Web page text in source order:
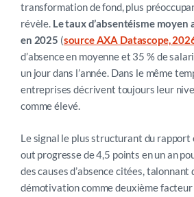
transformation de fond, plus
révèle. Le taux d’absentéisme
en 2025 (source AXA Datascope,
d’absence en moyenne et 35 % de
un jour dans l’année. Dans le même
entreprises décrivent toujours leur
comme élevé.
Le signal le plus structurant du rapport
out progresse de 4,5 points en un an
des causes d’absence citées, talonnant
démotivation comme deuxième facteur